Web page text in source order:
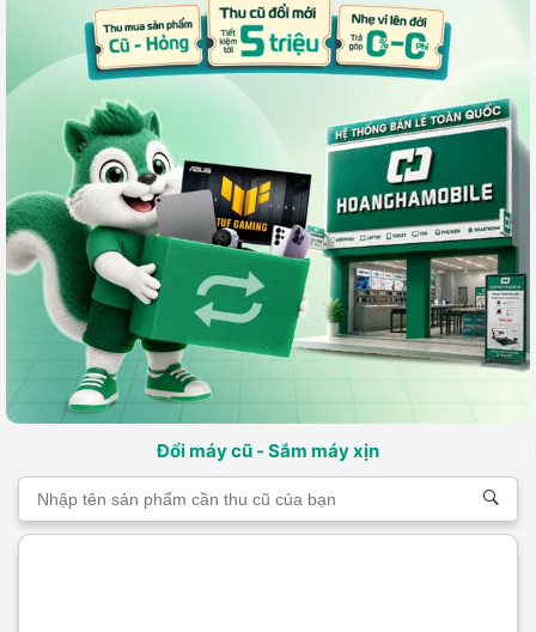
Đổi máy cũ - Sắm máy xịn